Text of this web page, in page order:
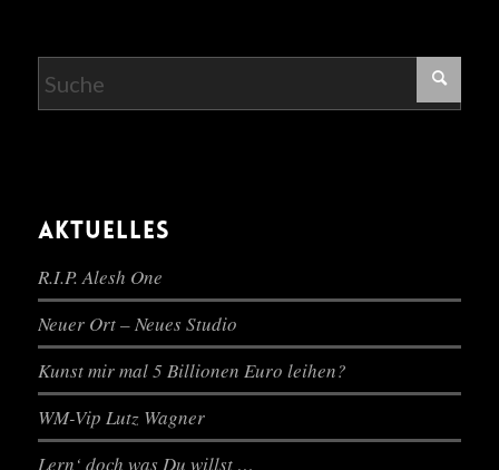
AKTUELLES
R.I.P. Alesh One
Neuer Ort – Neues Studio
Kunst mir mal 5 Billionen Euro leihen?
WM-Vip Lutz Wagner
Lern‘ doch was Du willst …